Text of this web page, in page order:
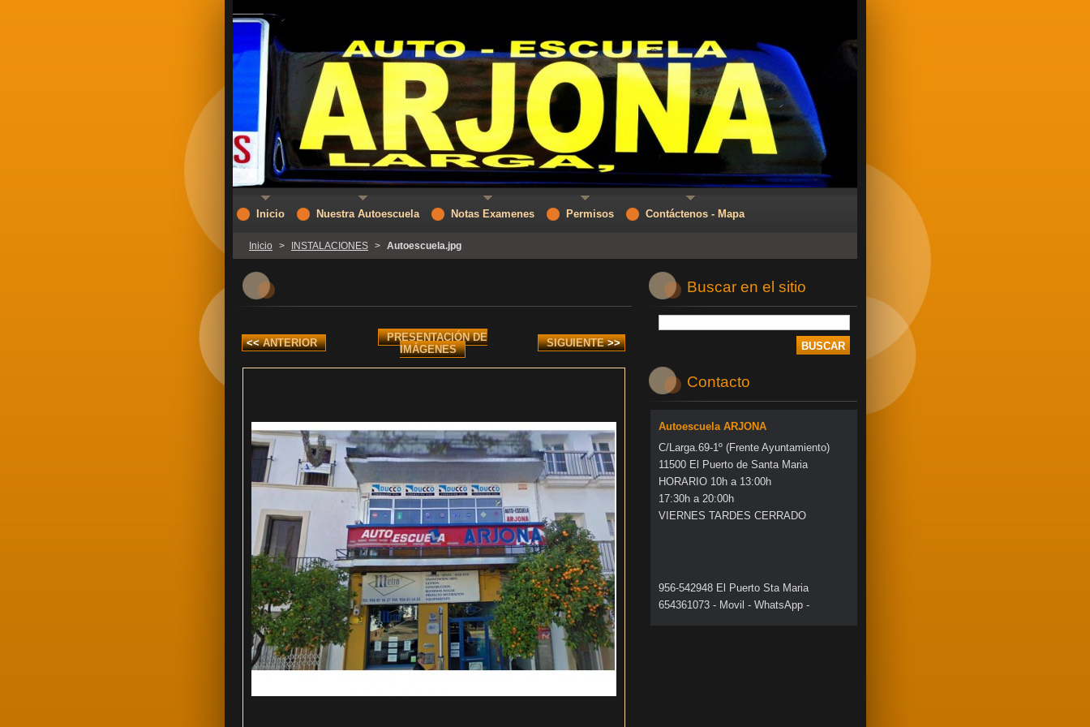
Inicio > INSTALACIONES > Autoescuela.jpg
<< ANTERIOR
PRESENTACIÓN DE
IMÁGENES
SIGUIENTE >>
Buscar en el sitio
Contacto
Autoescuela ARJONA
C/Larga.69-1º (Frente Ayuntamiento)
11500 El Puerto de Santa Maria
HORARIO 10h a 13:00h
17:30h a 20:00h
VIERNES TARDES CERRADO
956-542948 El Puerto Sta Maria
654361073 - Movil - WhatsApp -
Inicio Nuestra Autoescuela Notas Examenes Permisos Contáctenos - Mapa